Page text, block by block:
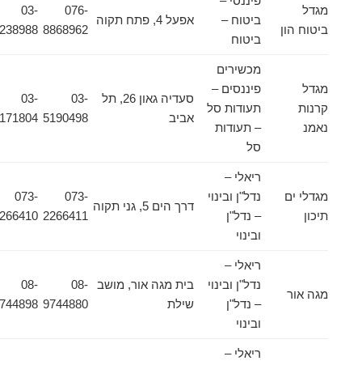
מגדל
ביטוח הון
ביטוח –
ביטוח
אפעל 4, פתח תקוה
076-
8868962
9238988
מגדל
קרנות
נאמנ
מכשירים
פיננסים –
תעודות סל
– תעודות
סעדיה גאון 26, תל
אביב
03-
5190498
5171804
מגדלי ים
תיכון
ריאלי –
נדל"ן ובינוי
– נדל"ן
ובינוי
דרך הים 5, גני תקוה
073-
2266411
073-
2266410
מגה אור
ריאלי –
נדל"ן ובינוי
– נדל"ן
ובינוי
בית מגה אור, מושב
שילת
08-
9744880
9744898
ריאלי –